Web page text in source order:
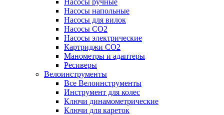
Насосы ручные
Насосы напольные
Насосы для вилок
Насосы CO2
Насосы электрические
Картриджи CO2
Манометры и адаптеры
Ресиверы
Велоинструменты
Все Велоинструменты
Инструмент для колес
Ключи динамометрические
Ключи для кареток